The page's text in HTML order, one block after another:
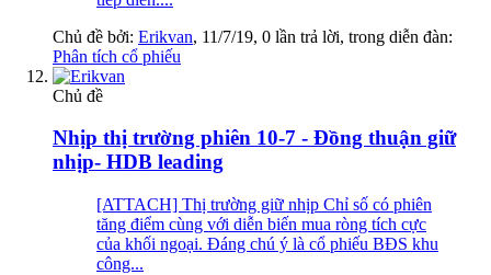
Chủ đề bởi: Erikvan, 11/7/19, 0 lần trả lời, trong diễn đàn:
Phân tích cổ phiếu
Chủ đề
Nhịp thị trường phiên 10-7 - Đồng thuận giữ
nhịp- HDB leading
[ATTACH] Thị trường giữ nhịp Chỉ số có phiên
tăng điểm cùng với diễn biến mua ròng tích cực
của khối ngoại. Đáng chú ý là cổ phiếu BĐS khu
công...